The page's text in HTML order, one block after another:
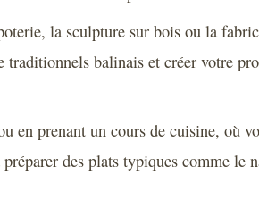
la sculpture sur bois ou la
traditionnels balinais et créer votre
en prenant un cours de cuisine, où
des plats typiques comme le